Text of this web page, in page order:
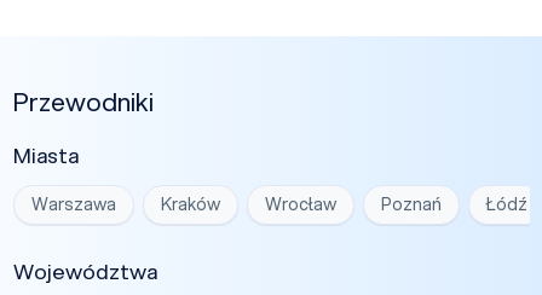
Przewodniki
Miasta
Warszawa Kraków Wrocław Poznań Łódź
Województwa